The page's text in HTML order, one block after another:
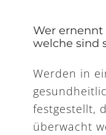
Wer
welche sind
Werden in
festgestellt,
überwacht